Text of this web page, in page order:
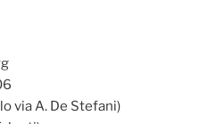
via A. De Stefani)